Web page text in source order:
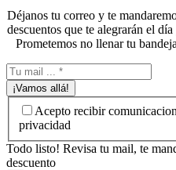
Déjanos tu correo y te
descuentos que te alegrarán el
Prometemos no llenar tu
¡Vamos allá!
Acepto recibir
privacidad
Todo listo! Revisa tu mail, te
descuento